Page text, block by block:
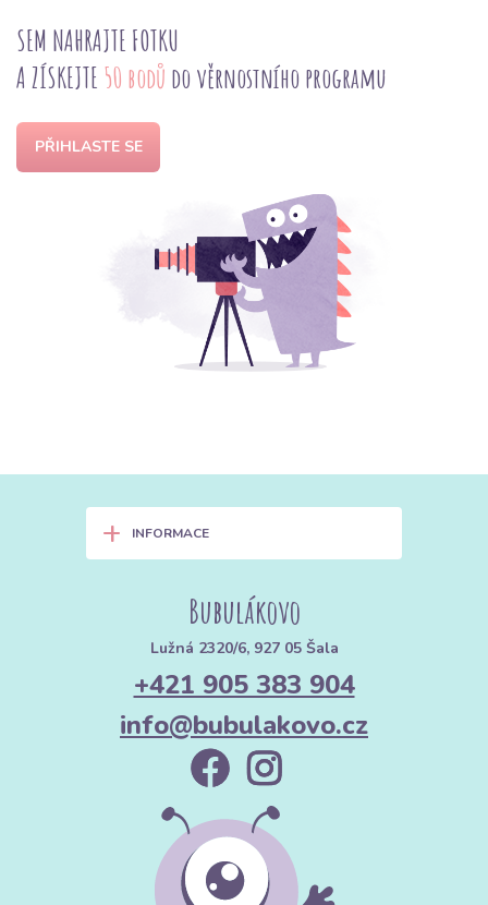
SEM NAHRAJTE FOTKU
A ZÍSKEJTE 50 bodů do věrnostního programu
PŘIHLASTE SE
+ INFORMACE
Bubulákovo
Lužná 2320/6, 927 05 Šala
+421 905 383 904
info@bubulakovo.cz